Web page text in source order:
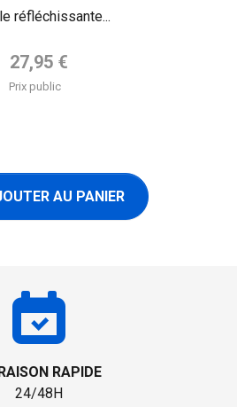
réfléchissante...
Prix de base
27,95 €
Prix public
AU PANIER
RAPIDE
24/48H